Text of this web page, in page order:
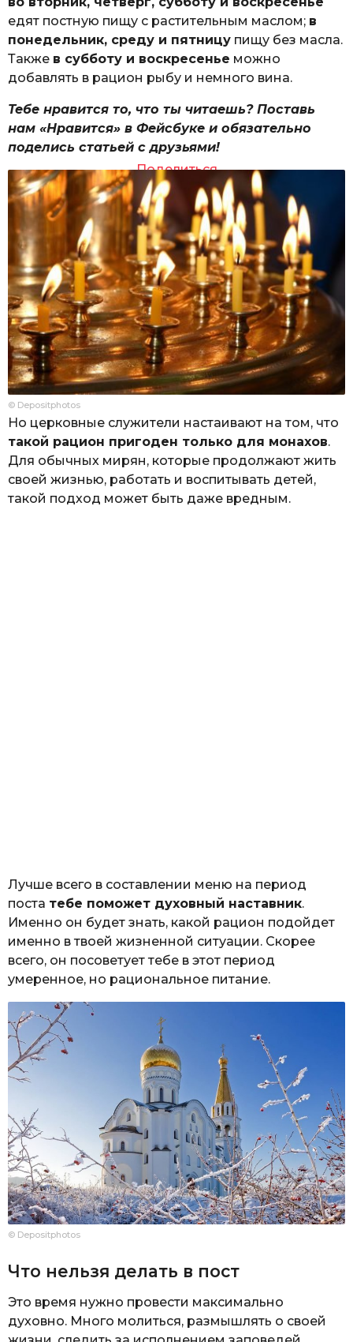
едят постную пищу с растительным маслом; в
понедельник, среду и пятницу пищу без масла.
Также в субботу и воскресенье можно
добавлять в рацион рыбу и немного вина.
Тебе нравится то, что ты читаешь? Поставь
нам «Нравится» в Фейсбуке и обязательно
поделись статьей с друзьями!
Поделиться
© Depositphotos
Но церковные служители настаивают на том, что
такой рацион пригоден только для монахов.
Для обычных мирян, которые продолжают жить
своей жизнью, работать и воспитывать детей,
такой подход может быть даже вредным.
Лучше всего в составлении меню на период
поста тебе поможет духовный наставник.
Именно он будет знать, какой рацион подойдет
именно в твоей жизненной ситуации. Скорее
всего, он посоветует тебе в этот период
умеренное, но рациональное питание.
© Depositphotos
Что нельзя делать в пост
Это время нужно провести максимально
духовно. Много молиться, размышлять о своей